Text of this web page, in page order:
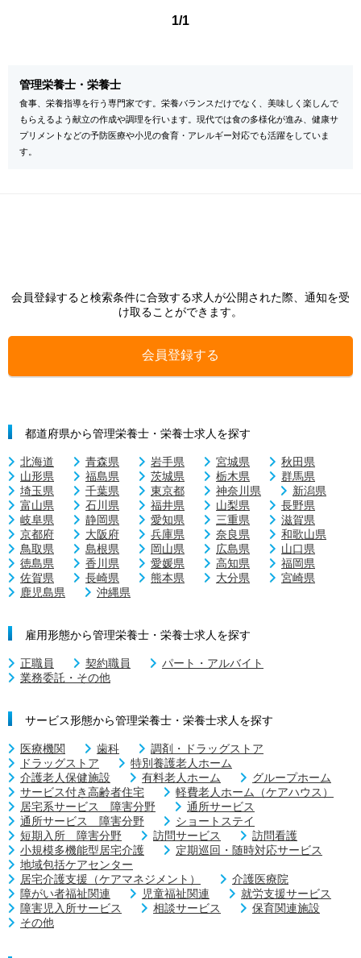
1/1
管理栄養士・栄養士
食事、栄養指導を行う専門家です。栄養バランスだけでなく、美味しく楽しんで
もらえるよう献立の作成や調理を行います。現代では食の多様化が進み、健康サ
プリメントなどの予防医療や小児の食育・アレルギー対応でも活躍をしていま
す。
会員登録すると検索条件に合致する求人が公開された際、通知を受
け取ることができます。
会員登録する
都道府県から管理栄養士・栄養士求人を探す
北海道 青森県 岩手県 宮城県
秋田県
山形県
福島県 茨城県 栃木県
群馬県
埼玉県
千葉県 東京都 神奈川県
新潟県
富山県
石川県 福井県 山梨県
長野県
岐阜県
静岡県 愛知県 三重県
滋賀県
京都府
大阪府 兵庫県 奈良県
和歌山県
鳥取県
島根県 岡山県 広島県
山口県
徳島県
香川県 愛媛県 高知県
福岡県
佐賀県
長崎県 熊本県 大分県
宮崎県
鹿児島県
沖縄県
雇用形態から管理栄養士・栄養士求人を探す
正職員 契約職員
パート・アルバイト
業務委託・その他
サービス形態から管理栄養士・栄養士求人を探す
医療機関 歯科
調剤・ドラッグストア
ドラッグストア
特別養護老人ホーム
介護老人保健施設
有料老人ホーム
グループホーム
サービス付き高齢者住宅
軽費老人ホーム（ケアハウス）
居宅系サービス 障害分野
通所サービス
通所サービス 障害分野
ショートステイ
短期入所 障害分野
訪問サービス
訪問看護
小規模多機能型居宅介護
定期巡回・随時対応サービス
地域包括ケアセンター
居宅介護支援（ケアマネジメント）
介護医療院
障がい者福祉関連
児童福祉関連
就労支援サービス
障害児入所サービス
相談サービス
保育関連施設
その他